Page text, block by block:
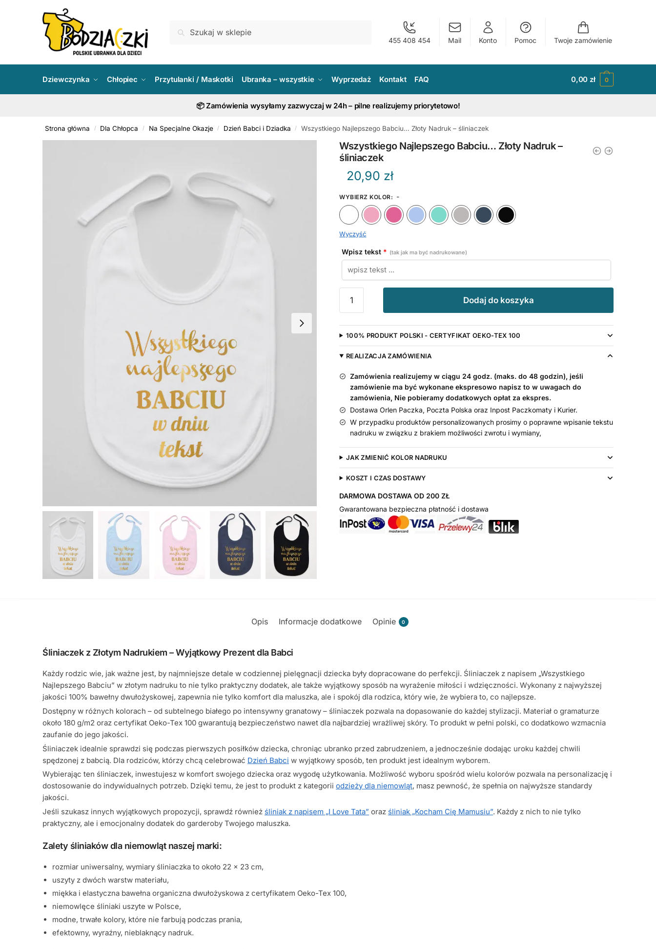
455 408 454 Mail Konto Pomoc Twoje zamówienie
Dziewczynka Chłopiec Przytulanki / Maskotki Ubranka – wszystkie Wyprzedaż Kontakt FAQ 0,00zł 0
📦 Zamówienia wysyłamy zazwyczaj w 24h – pilne realizujemy priorytetowo!
Strona główna / Dla Chłopca / Na Specjalne Okazje / Dzień Babci i Dziadka / Wszystkiego Najlepszego Babciu… Złoty Nadruk – śliniaczek
Wszystkiego Najlepszego Babciu… Złoty Nadruk –
śliniaczek
20,90 zł
WYBIERZ KOLOR: -
Biały Różowy Ciemny Różowy
Błękitny MiętowySzary
Wyczyść
Wpisz tekst * (tak jak ma być nadrukowane)
Wszystkiego
Najlepszego
Babciu…
Złoty
śliniaczek
Dodaj do koszyka
100% PRODUKT POLSKI - CERTYFIKAT OEKO-TEX 100
REALIZACJA ZAMÓWIENIA
Zamówienia realizujemy w ciągu 24 godz. (maks. do 48 godzin), jeśli
zamówienie ma być wykonane ekspresowo napisz to w uwagach do
zamówienia, Nie pobieramy dodatkowych opłat za ekspres.
Dostawa Orlen Paczka, Poczta Polska oraz Inpost Paczkomaty i Kurier.
W przypadku produktów personalizowanych prosimy o poprawne wpisanie tekstu
nadruku w związku z brakiem możliwości zwrotu i wymiany,
JAK ZMIENIĆ KOLOR NADRUKU
KOSZT I CZAS DOSTAWY
DARMOWA DOSTAWA OD 200 ZŁ
Gwarantowana bezpieczna płatność i dostawa
Opis Informacje dodatkowe Opinie 0
Śliniaczek z Złotym Nadrukiem – Wyjątkowy Prezent dla Babci
Każdy rodzic wie, jak ważne jest, by najmniejsze detale w codziennej pielęgnacji dziecka były dopracowane do perfekcji. Śliniaczek z napisem „Wszystkiego
Najlepszego Babciu” w złotym nadruku to nie tylko praktyczny dodatek, ale także wyjątkowy sposób na wyrażenie miłości i wdzięczności. Wykonany z najwyższej
jakości 100% bawełny dwułożyskowej, zapewnia nie tylko komfort dla maluszka, ale i spokój dla rodzica, który wie, że wybiera to, co najlepsze.
Dostępny w różnych kolorach – od subtelnego białego po intensywny granatowy – śliniaczek pozwala na dopasowanie do każdej stylizacji. Materiał o gramaturze
około 180 g/m2 oraz certyfikat Oeko-Tex 100 gwarantują bezpieczeństwo nawet dla najbardziej wrażliwej skóry. To produkt w pełni polski, co dodatkowo wzmacnia
zaufanie do jego jakości.
Śliniaczek idealnie sprawdzi się podczas pierwszych posiłków dziecka, chroniąc ubranko przed zabrudzeniem, a jednocześnie dodając uroku każdej chwili
spędzonej z babcią. Dla rodziców, którzy chcą celebrować Dzień Babci w wyjątkowy sposób, ten produkt jest idealnym wyborem.
Wybierając ten śliniaczek, inwestujesz w komfort swojego dziecka oraz wygodę użytkowania. Możliwość wyboru spośród wielu kolorów pozwala na personalizację i
dostosowanie do indywidualnych potrzeb. Dzięki temu, że jest to produkt z kategoriiodzieży dla niemowląt, masz pewność, że spełnia on najwyższe standardy
jakości.
Jeśli szukasz innych wyjątkowych propozycji, sprawdź również śliniak z napisem „I Love Tata” oraz śliniak „Kocham Cię Mamusiu”. Każdy z nich to nie tylko
praktyczny, ale i emocjonalny dodatek do garderoby Twojego maluszka.
Zalety śliniaków dla niemowląt naszej marki:
rozmiar uniwersalny, wymiary śliniaczka to około 22 x 23 cm,
uszyty z dwóch warstw materiału,
miękka i elastyczna bawełna organiczna dwułożyskowa z certyfikatem Oeko-Tex 100,
niemowlęce śliniaki uszyte w Polsce,
modne, trwałe kolory, które nie farbują podczas prania,
efektowny, wyraźny, nieblaknący nadruk.